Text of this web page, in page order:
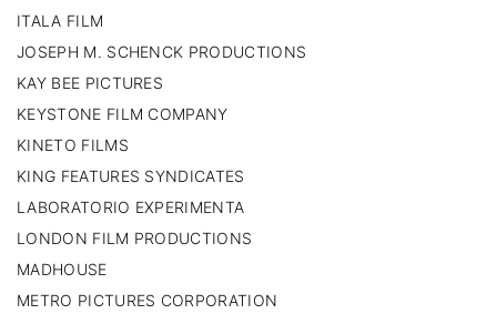
ITALA FILM
JOSEPH M. SCHENCK PRODUCTIONS
KAY BEE PICTURES
KEYSTONE FILM COMPANY
KINETO FILMS
KING FEATURES SYNDICATES
LABORATORIO EXPERIMENTA
LONDON FILM PRODUCTIONS
MADHOUSE
METRO PICTURES CORPORATION